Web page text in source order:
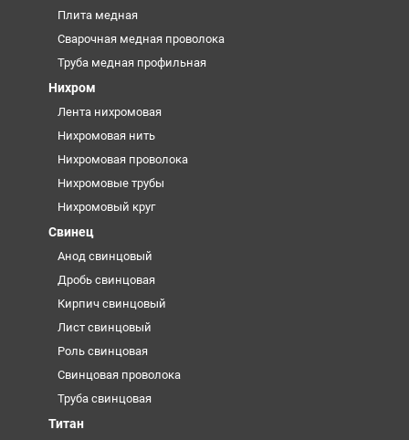
Плита медная
Сварочная медная проволока
Труба медная профильная
Нихром
Лента нихромовая
Нихромовая нить
Нихромовая проволока
Нихромовые трубы
Нихромовый круг
Свинец
Анод свинцовый
Дробь свинцовая
Кирпич свинцовый
Лист свинцовый
Роль свинцовая
Свинцовая проволока
Труба свинцовая
Титан